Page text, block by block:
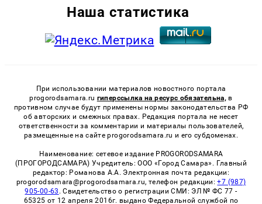
Наша статистика
При использовании материалов новостного портала
progorodsamara.ru гиперссылка на ресурс обязательна, в
противном случае будут применены нормы законодательства РФ
об авторских и смежных правах. Редакция портала не несет
ответственности за комментарии и материалы пользователей,
размещенные на сайте progorodsamara.ru и его субдоменах.
Наименование: сетевое издание PROGORODSAMARA
(ПРОГОРОДСАМАРА) Учредитель: ООО «Город Самара». Главный
редактор: Романова А.А. Электронная почта редакции:
progorodsamara@progorodsamara.ru, телефон редакции:+7 (987)
905-00-63 . Свидетельство о регистрации СМИ: ЭЛ № ФС 77 -
65325 от 12 апреля 2016г. выдано Федеральной службой по